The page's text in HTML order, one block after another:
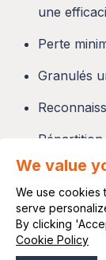
une
Perte
Granulés
(>50
Effet
de
We value
We use cookies
serve
By clicking
Cookie Policy